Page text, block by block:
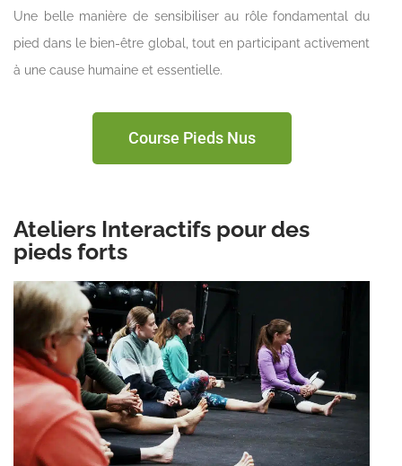
Une belle manière de sensibiliser au rôle fondamental du
pied dans le bien-être global, tout en participant activement
à une cause humaine et essentielle.
Course Pieds Nus
Ateliers Interactifs pour des
pieds forts